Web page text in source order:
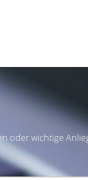
oder wichtige